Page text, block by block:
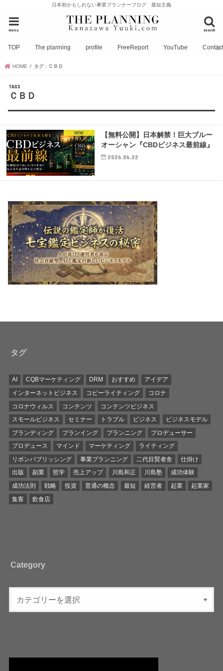
日本初かもしれない事業プランナーブログ 最短主義
search
menu
TOP The planning profile FreeReport YouTube
HOME タグ : ＣＢＤ
ＣＢＤ
NEW
【無料公開】日本解禁！巨大ブルー
オーシャン『CBDビジネス最前線』
2026.06.22
タグ
AI CQBマーケティング DRM おすすめ
アイデア
インターネットビジネス
コピーライティング
コロナ
コロナウィルス
コンテンツ
コンテンツビジネス
スモールビジネス
セミナー トラブル ビジネス
ビジネスモデル
ブランディング
プランイング プランニング
プロデューサー
プロデュース
マインド マーケティング
ライティング
リボンパブリッシング
事業プランニング 二代目賢者舎
仕掛け
出版
副業 哲学 売上アップ 川島和正 川島塾
成功体験
成功法則
戦略 投資 普通の概念 最短 経営者 起業
起業家
集客
飲食店
Category